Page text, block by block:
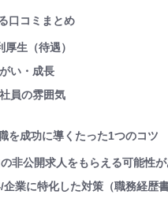
口コミまとめ
生（待遇）
い・成長
員の雰囲気
を成功に導くたった1つのコツ
非公開求人をもらえる可能性が
企業に特化した対策（職務経歴